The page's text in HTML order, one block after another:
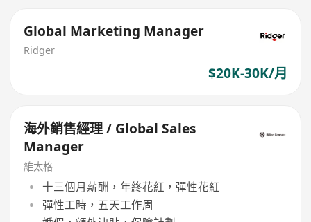
Global Marketing Manager
Ridger
$20K-30K/月
海外銷售經理 / Global Sales
Manager
維太格
十三個月薪酬，年終花紅，彈性花紅
彈性工時，五天工作周